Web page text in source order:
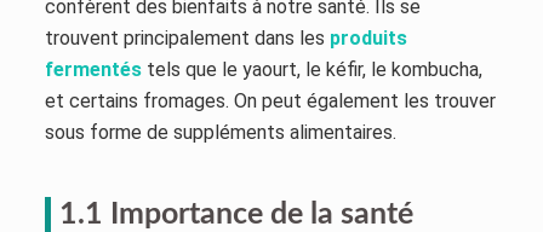
confèrent des bienfaits à notre santé. Ils se
trouvent principalement dans les produits
fermentés tels que le yaourt, le kéfir, le kombucha,
et certains fromages. On peut également les trouver
sous forme de suppléments alimentaires.
1.1 Importance de la santé